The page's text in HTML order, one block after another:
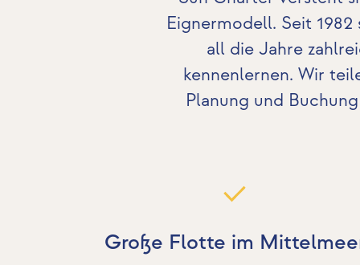
Eignermodell. Seit
all die Jahre
kennenlernen. Wir
Planung und
Große Flotte im